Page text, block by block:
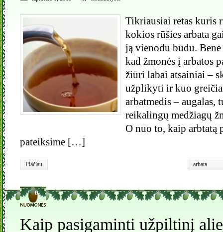
Tikriausiai retas kuris
kokios rūšies arbata
ją vienodu būdu.
kad žmonės į arbatos
žiūri labai atsainiai –
užplikyti ir kuo
arbatmedis – augalas,
reikalingų medžiagų
O nuo to, kaip arbtatą
pateiksime […]
Plačiau arbata
0
Kaip pasigaminti užpiltinį